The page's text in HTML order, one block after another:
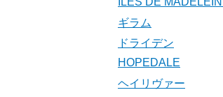
ギラム
ドライデン
HOPEDALE
ヘイリヴァー